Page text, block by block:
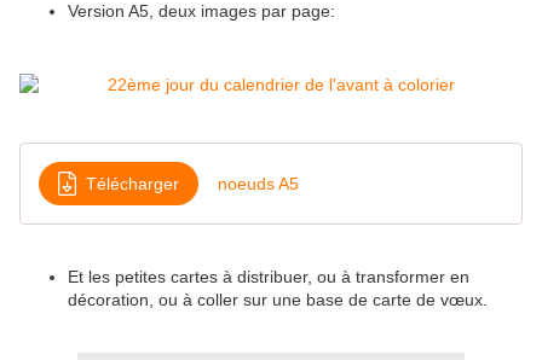
Version A5, deux images par page:
Télécharger noeuds A5
Et les petites cartes à distribuer, ou à transformer en
décoration, ou à coller sur une base de carte de vœux.